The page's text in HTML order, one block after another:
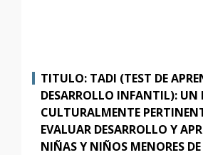
TITULO: TADI (TEST DE
DESARROLLO INFANTIL):
CULTURALMENTE
EVALUAR DESARROLLO Y
NIÑAS Y NIÑOS MENORES